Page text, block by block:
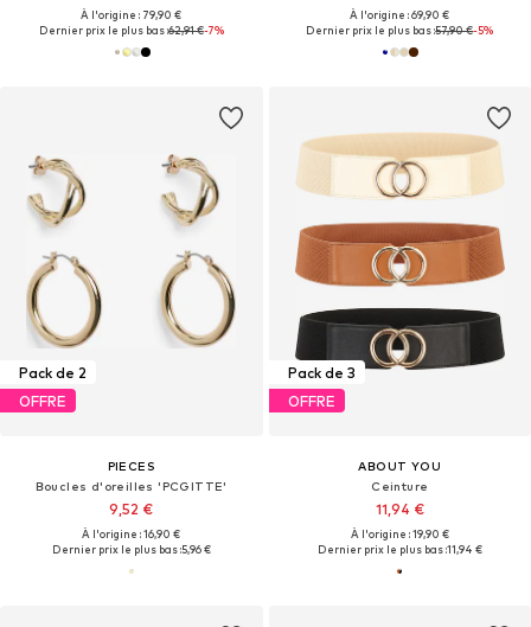
À l'origine : 79,90 €
Dernier prix le plus bas :62,91 €-7%
À l'origine : 69,90 €
Dernier prix le plus bas :57,90 €-5%
Pack de 2
OFFRE
PIECES
Boucles d'oreilles 'PCGITTE'
9,52 €
À l'origine : 16,90 €
Dernier prix le plus bas :5,96 €
Pack de 3
OFFRE
ABOUT YOU
Ceinture
11,94 €
À l'origine : 19,90 €
Dernier prix le plus bas :11,94 €